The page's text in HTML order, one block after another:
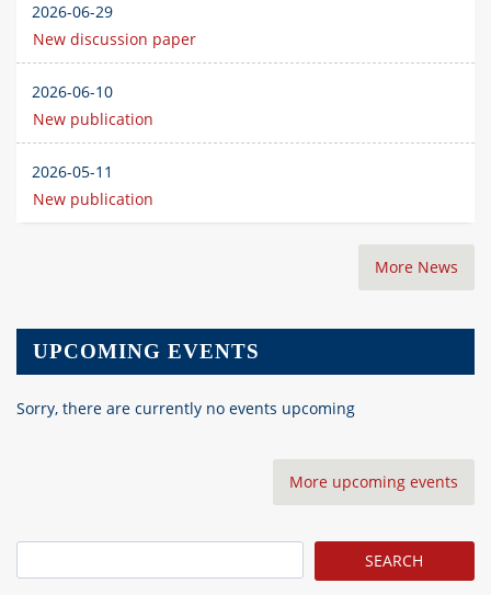
2026-06-29
New discussion paper
2026-06-10
New publication
2026-05-11
New publication
More News
UPCOMING EVENTS
Sorry, there are currently no events upcoming
More upcoming events